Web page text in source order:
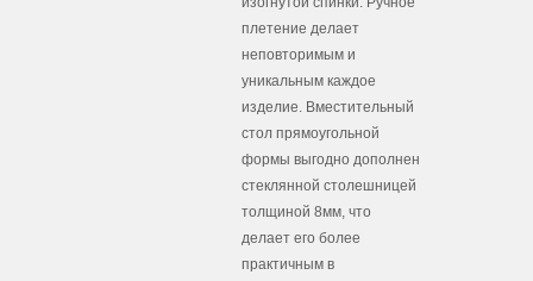
плетение делает
неповторимым и
уникальным каждое
изделие. Вместительный
стол прямоугольной
формы выгодно дополнен
стеклянной столешницей
толщиной 8мм, что
делает его более
практичным в